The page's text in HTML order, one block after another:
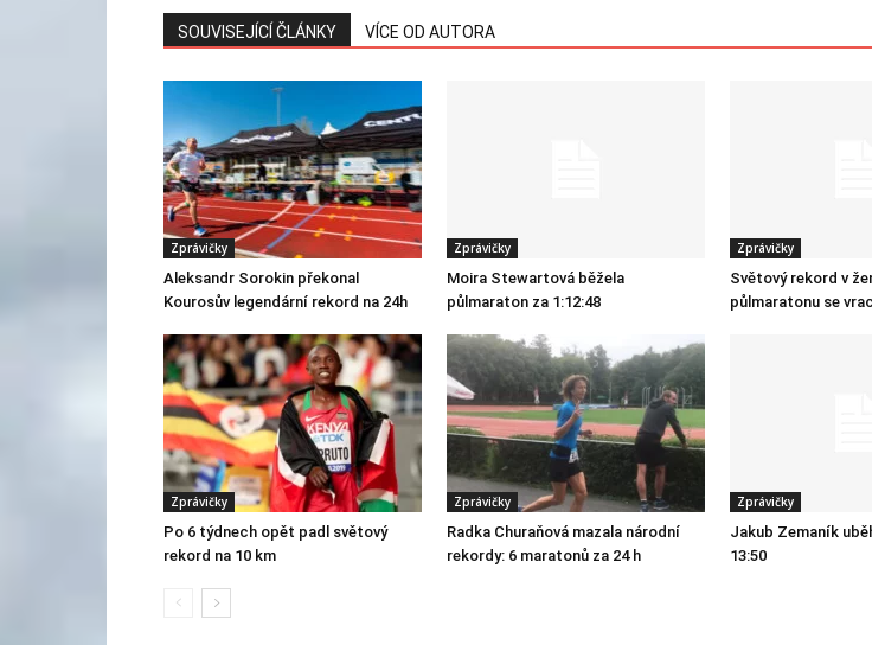
SOUVISEJÍCÍ ČLÁNKY VÍCE OD AUTORA
Zprávičky
Aleksandr Sorokin překonal
Kourosův legendární rekord na 24h
Zprávičky
Moira Stewartová běžela
půlmaraton za 1:12:48
Zprávičky
Světový rekord v
půlmaratonu se
Zprávičky
Po 6 týdnech opět padl světový
rekord na 10 km
Zprávičky
Radka Churaňová mazala národní
rekordy: 6 maratonů za 24 h
Zprávičky
Jakub Zemaník
13:50